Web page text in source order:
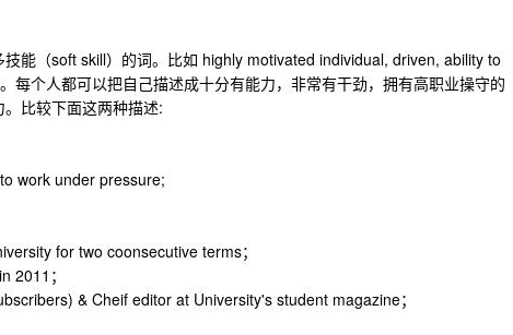
能（soft skill）的词。比如 highly motivated individual, driven, ability to
每个人都可以把自己描述成十分有能力，非常有干劲，拥有高职业操守的
比较下面这两种描述:
work under pressure;
for two coonsecutive terms；
2011；
& Cheif editor at University's student magazine；